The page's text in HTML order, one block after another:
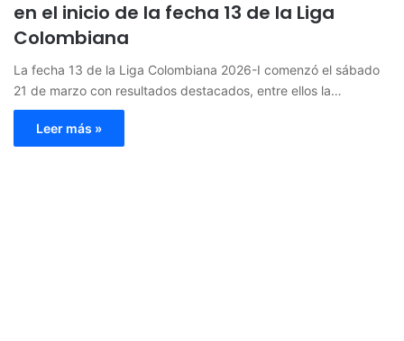
en el inicio de la fecha 13 de la Liga
Colombiana
La fecha 13 de la Liga Colombiana 2026-I comenzó el sábado
21 de marzo con resultados destacados, entre ellos la…
Leer más »